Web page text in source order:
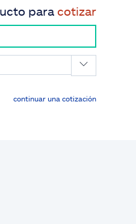
para cotizar
continuar una cotización